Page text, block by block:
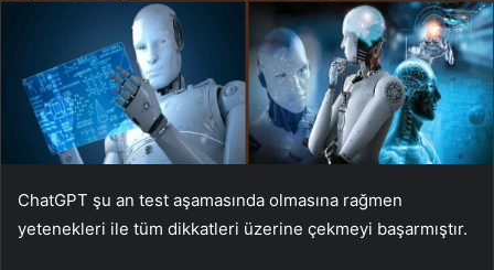
ChatGPT şu an test aşamasında olmasına rağmen
yetenekleri ile tüm dikkatleri üzerine çekmeyi başarmıştır.